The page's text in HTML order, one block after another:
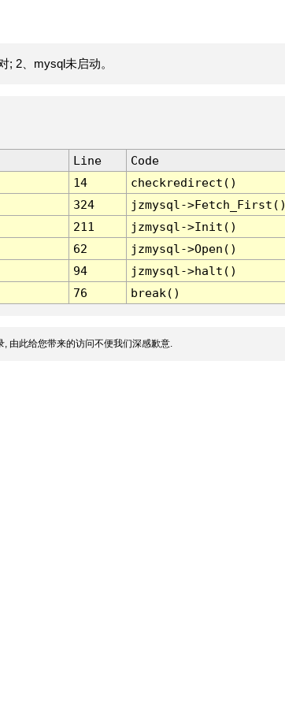
; 2、mysql未启动。
Line
Code
14
checkredirect()
324
jzmysql-
211
jzmysql->Init()
62
jzmysql->Open()
94
jzmysql->halt()
76 break()
由此给您带来的访问不便我们深感歉意.